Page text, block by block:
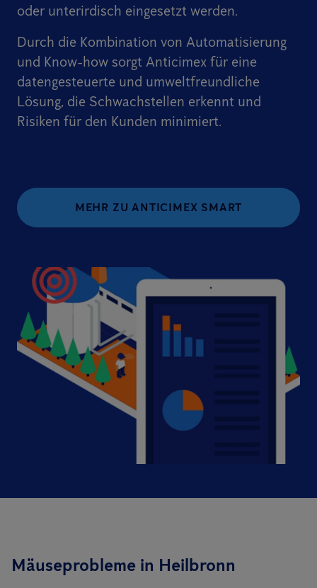
oder unterirdisch eingesetzt werden.
Durch die Kombination von Automatisierung
und Know-how sorgt Anticimex für eine
datengesteuerte und umweltfreundliche
Lösung, die Schwachstellen erkennt und
Risiken für den Kunden minimiert.
MEHR ZU ANTICIMEX SMART
Mäuseprobleme in Heilbronn